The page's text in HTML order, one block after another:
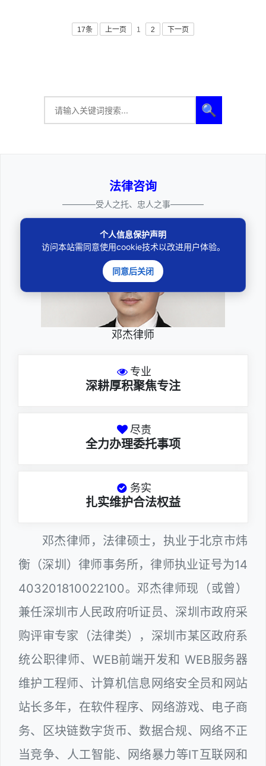
17条 上一页 1 2 下一页
🔍
法律咨询
————受人之托、忠人之事————
邓杰律师
专业
深耕厚积聚焦专注
尽责
全力办理委托事项
务实
扎实维护合法权益
邓杰律师，法律硕士，执业于北京市炜
衡（深圳）律师事务所，律师执业证号为14
403201810022100。邓杰律师现（或曾）
兼任深圳市人民政府听证员、深圳市政府采
购评审专家（法律类），深圳市某区政府系
统公职律师、WEB前端开发和 WEB服务器
维护工程师、计算机信息网络安全员和网站
站长多年，在软件程序、网络游戏、电子商
务、区块链数字货币、数据合规、网络不正
当竞争、人工智能、网络暴力等IT互联网和
个人信息保护声明
访问本站需同意使用cookie技术以改进用户体验。
同意后关闭